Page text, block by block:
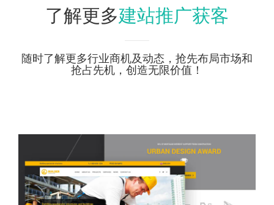
了解更多建站推广获客
随时了解更多行业商机及动态，抢先布局市场和
抢占先机，创造无限价值！